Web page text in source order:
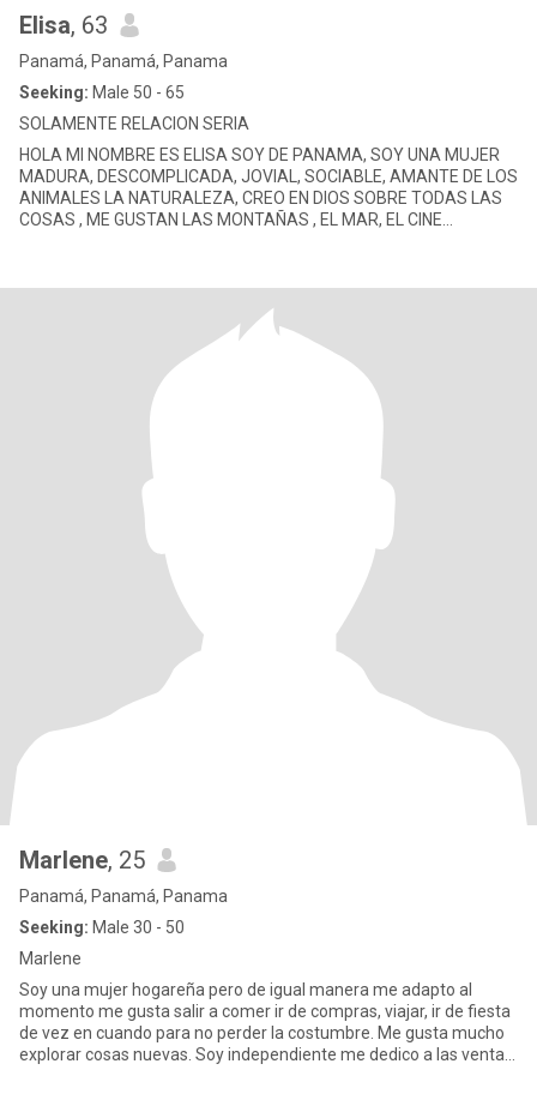
Elisa, 63
Panamá, Panamá, Panama
Seeking: Male 50 - 65
SOLAMENTE RELACION SERIA
HOLA MI NOMBRE ES ELISA SOY DE PANAMA, SOY UNA MUJER
MADURA, DESCOMPLICADA, JOVIAL, SOCIABLE, AMANTE DE LOS
ANIMALES LA NATURALEZA, CREO EN DIOS SOBRE TODAS LAS
COSAS , ME GUSTAN LAS MONTAÑAS , EL MAR, EL CINE
Marlene, 25
Panamá, Panamá, Panama
Seeking: Male 30 - 50
Marlene
Soy una mujer hogareña pero de igual manera me adapto al
momento me gusta salir a comer ir de compras, viajar, ir de fiesta
de vez en cuando para no perder la costumbre. Me gusta mucho
explorar cosas nuevas. Soy independiente me dedico a las ventas